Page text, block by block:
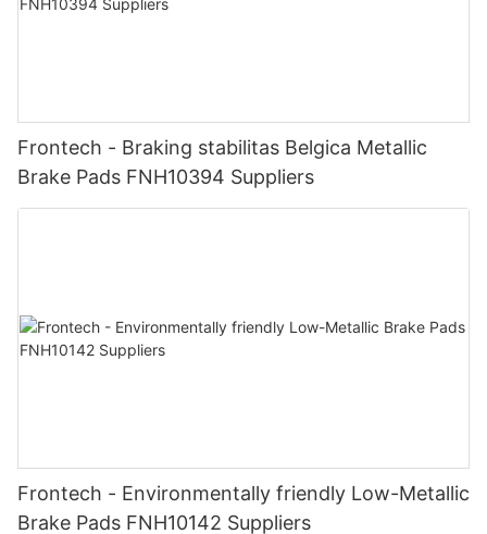
Frontech - Braking stabilitas Belgica Metallic
Brake Pads FNH10394 Suppliers
Frontech - Environmentally friendly Low-Metallic
Brake Pads FNH10142 Suppliers